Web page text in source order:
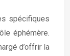
spécifiques
éphémère.
d’offrir la